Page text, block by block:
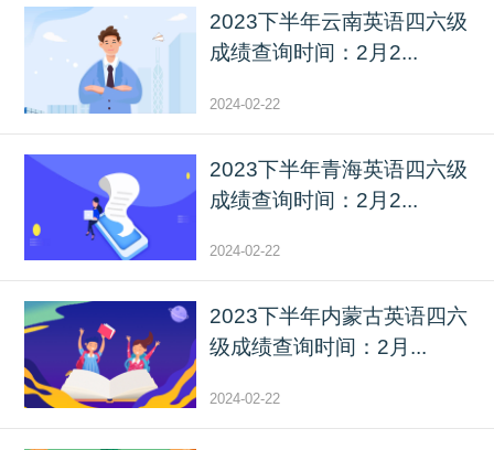
2023下半年云南英语四六级
成绩查询时间：2月2...
2024-02-22
2023下半年青海英语四六级
成绩查询时间：2月2...
2024-02-22
2023下半年内蒙古英语四六
级成绩查询时间：2月...
2024-02-22